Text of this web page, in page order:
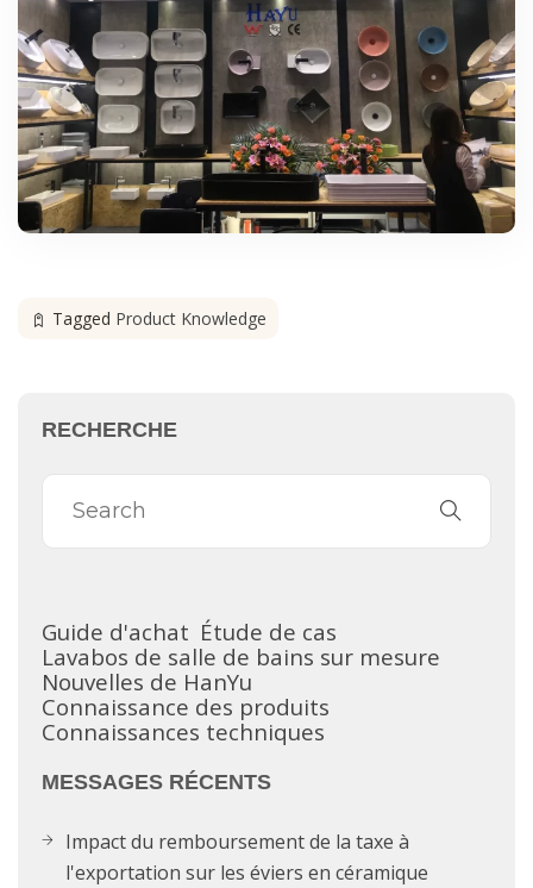
Tagged Product Knowledge
RECHERCHE
Guide d'achat Étude de cas
Lavabos de salle de bains sur mesure
Nouvelles de HanYu
Connaissance des produits
Connaissances techniques
MESSAGES RÉCENTS
Impact du remboursement de la taxe à
l'exportation sur les éviers en céramique